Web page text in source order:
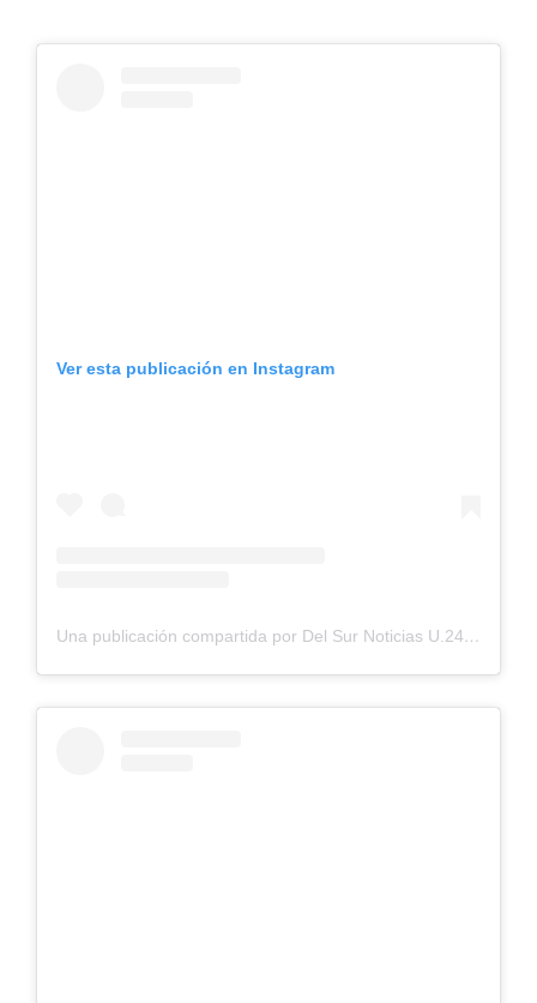
Ver esta publicación en Instagram
Una publicación compartida por Del Sur Noticias U.24 (@delsurnoticias)